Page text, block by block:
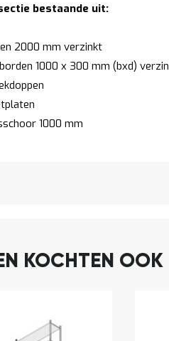
bestaande uit:
2000 mm verzinkt
1000 x 300 mm (bxd)
1000 mm
KOCHTEN OOK